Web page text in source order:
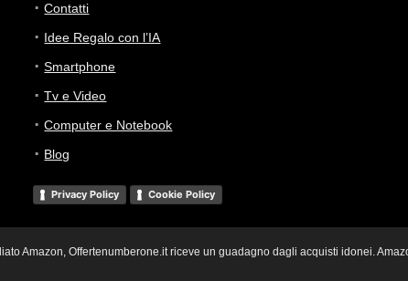
Contatti
Idee Regalo con l’IA
Smartphone
Tv e Video
Computer e Notebook
Blog
Privacy Policy Cookie Policy
Amazon, Offertenumberone.it riceve un guadagno dagli acquisti idonei.